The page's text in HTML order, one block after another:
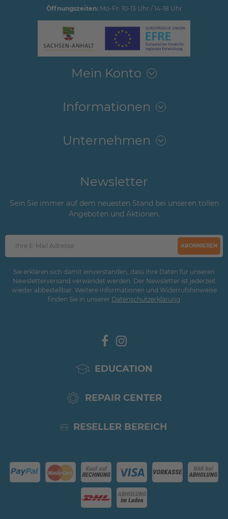
Öffnungszeiten:Mo-Fr: 10-13 Uhr / 14-18 Uhr
Mein Konto
Informationen
Unternehmen
Newsletter
Sein Sie immer auf dem neuesten Stand bei unseren tollen
Angeboten und Aktionen.
ABONNIEREN
Sie erklären sich damit einverstanden, dass Ihre Daten für unseren
Newsletterversand verwendet werden. Der Newsletter ist jederzeit
wieder abbestellbar. Weitere Informationen und Widerrufshinweise
finden Sie in unserer Daten­schutz­erklärung
EDUCATION
REPAIR CENTER
RESELLER BEREICH